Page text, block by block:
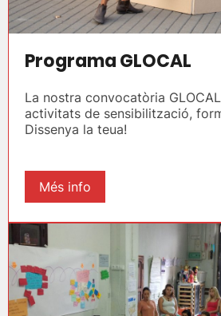
Programa GLOCAL
La nostra convocatòria
activitats de sensibilització,
Dissenya la teua!
Més info